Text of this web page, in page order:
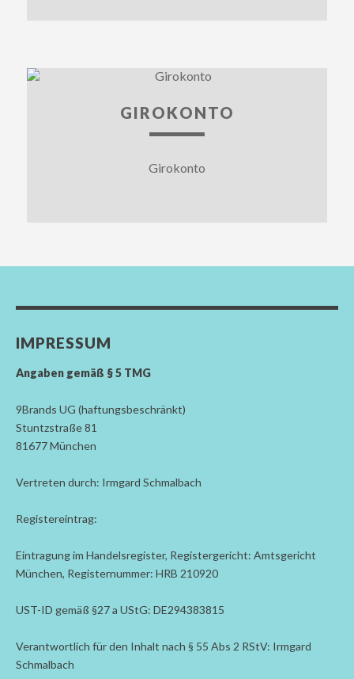
GIROKONTO
Girokonto
IMPRESSUM
Angaben gemäß § 5 TMG
9Brands UG (haftungsbeschränkt)
Stuntzstraße 81
81677 München
Vertreten durch: Irmgard Schmalbach
Registereintrag:
Eintragung im Handelsregister, Registergericht: Amtsgericht
München, Registernummer: HRB 210920
UST-ID gemäß §27 a UStG: DE294383815
Verantwortlich für den Inhalt nach § 55 Abs 2 RStV: Irmgard
Schmalbach